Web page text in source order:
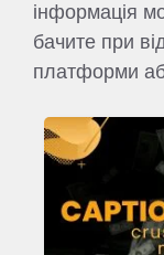
інформація
бачите при
платформи